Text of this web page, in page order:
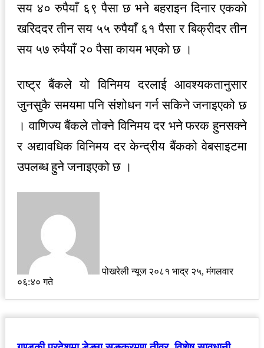
सय ४० रुपैयाँ ६९ पैसा छ भने बहराइन दिनार एकको
खरिददर तीन सय ५५ रुपैयाँ ६१ पैसा र बिक्रीदर तीन
सय ५७ रुपैयाँ २० पैसा कायम भएको छ ।
राष्ट्र बैंकले यो विनिमय दरलाई आवश्यकतानुसार
जुनसुकै समयमा पनि संशोधन गर्न सकिने जनाइएको छ
। वाणिज्य बैंकले तोक्ने विनिमय दर भने फरक हुनसक्ने
र अद्यावधिक विनिमय दर केन्द्रीय बैंकको वेबसाइटमा
उपलब्ध हुने जनाइएको छ ।
पोखरेली न्यूज २०८१ भाद्र २५, मंगलवार
०६:४० गते